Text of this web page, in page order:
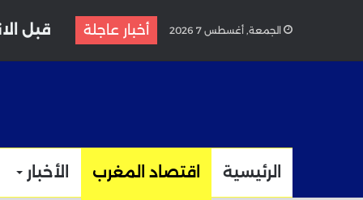
الجمعة, أغسطس 7 2026 أخبار عاجلة قبل
الرئيسية اقتصاد المغرب الأخبار